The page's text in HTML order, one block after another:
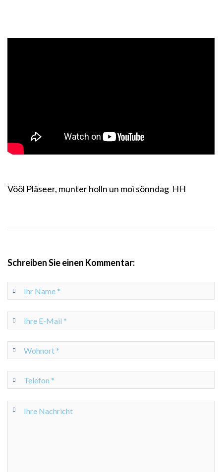
Vööl Pläseer, munter holln un moi sönndag HH
Schreiben Sie einen Kommentar: